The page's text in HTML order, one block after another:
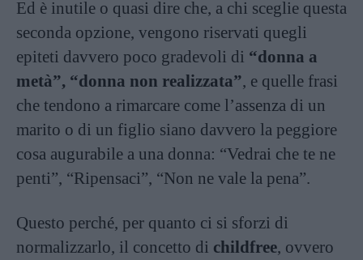
Ed è inutile o quasi dire che, a chi sceglie questa
seconda opzione, vengono riservati quegli
epiteti davvero poco gradevoli di “donna a
metà”, “donna non realizzata”, e quelle frasi
che tendono a rimarcare come l’assenza di un
marito o di un figlio siano davvero la peggiore
cosa augurabile a una donna: “Vedrai che te ne
penti”, “Ripensaci”, “Non ne vale la pena”.
Questo perché, per quanto ci si sforzi di
normalizzarlo, il concetto di childfree, ovvero